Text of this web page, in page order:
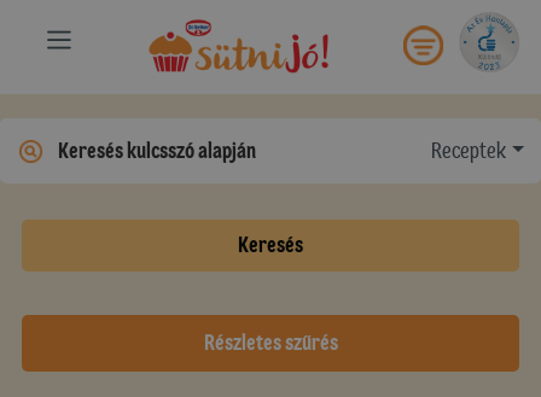
Receptek
Keresés
Részletes szűrés